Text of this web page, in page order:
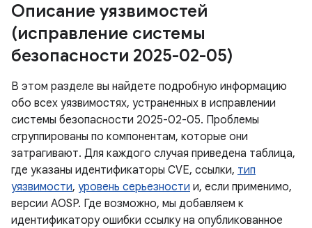
Описание уязвимостей
(исправление системы
безопасности 2025-02-05)
В этом разделе вы найдете подробную информацию
обо всех уязвимостях, устраненных в исправлении
системы безопасности 2025-02-05. Проблемы
сгруппированы по компонентам, которые они
затрагивают. Для каждого случая приведена таблица,
где указаны идентификаторы CVE, ссылки, тип
уязвимости, уровень серьезности и, если применимо,
версии AOSP. Где возможно, мы добавляем к
идентификатору ошибки ссылку на опубликованное